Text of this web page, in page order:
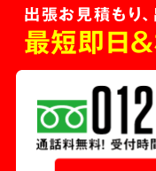
出張お見積もり
最短即日